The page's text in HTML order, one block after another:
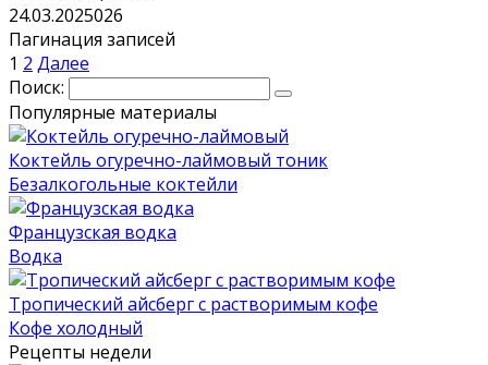
24.03.2025026
Пагинация записей
1 2 Далее
Поиск:
Популярные материалы
Коктейль огуречно-лаймовый тоник
Безалкогольные коктейли
Французская водка
Водка
Тропический айсберг с растворимым кофе
Кофе холодный
Рецепты недели